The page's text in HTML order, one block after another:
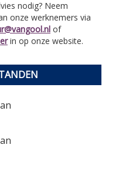
nodig? Neem
onze werknemers via
of
in op onze website.